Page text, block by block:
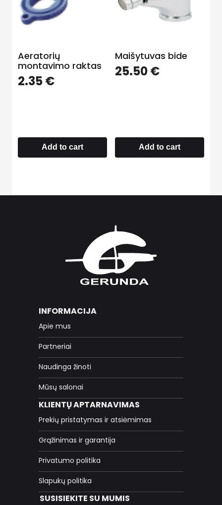
Aeratorių
montavimo raktas
2.35€
Add to cart
Maišytuvas bide
25.50€
Add to cart
INFORMACIJA
Apie mus
Partneriai
Naudinga žinoti
Mūsų salonai
KLIENTŲ APTARNAVIMAS
Prekių pristatymas ir atsiėmimas
Grąžinimas ir garantija
Privatumo politika
Slapukų politika
SUSISIEKITE SU MUMIS